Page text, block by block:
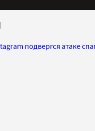
подвергся атаке